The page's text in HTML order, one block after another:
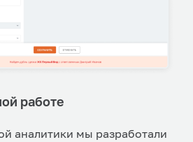
работе
аналитики мы разработали